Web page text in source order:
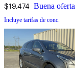
$19,474 Buena oferta
Incluye tarifas de conc.